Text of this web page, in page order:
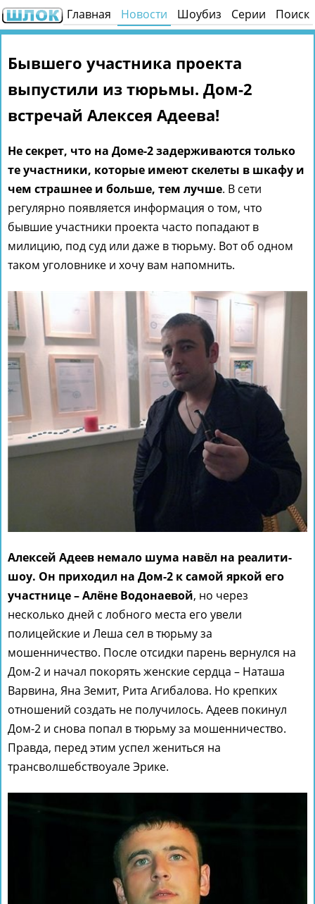
Главная Новости Шоубиз Серии Поиск
Бывшего участника проекта
выпустили из тюрьмы. Дом-2
встречай Алексея Адеева!
Не секрет, что на Доме-2 задерживаются только
те участники, которые имеют скелеты в шкафу и
чем страшнее и больше, тем лучше. В сети
регулярно появляется информация о том, что
бывшие участники проекта часто попадают в
милицию, под суд или даже в тюрьму. Вот об одном
таком уголовнике и хочу вам напомнить.
Алексей Адеев немало шума навёл на реалити-
шоу. Он приходил на Дом-2 к самой яркой его
участнице – Алёне Водонаевой, но через
несколько дней с лобного места его увели
полицейские и Леша сел в тюрьму за
мошенничество. После отсидки парень вернулся на
Дом-2 и начал покорять женские сердца – Наташа
Варвина, Яна Земит, Рита Агибалова. Но крепких
отношений создать не получилось. Адеев покинул
Дом-2 и снова попал в тюрьму за мошенничество.
Правда, перед этим успел жениться на
трансволшебствоуале Эрике.